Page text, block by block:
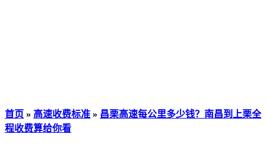
首页 » 高速收费标准 » 昌栗高速每公里多少钱？南昌到上栗全
程收费算给你看